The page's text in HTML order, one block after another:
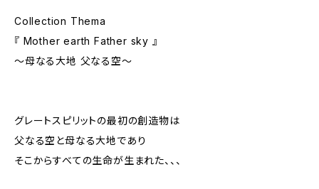
Collection Thema
『 Mother earth Father sky 』
〜母なる大地 父なる空〜
グレートスピリットの最初の創造物は
父なる空と母なる大地であり
そこからすべての生命が生まれた、、、